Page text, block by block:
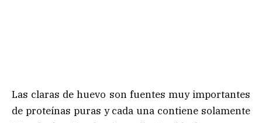
Las claras de huevo son fuentes muy importantes
de proteínas puras y cada una contiene solamente